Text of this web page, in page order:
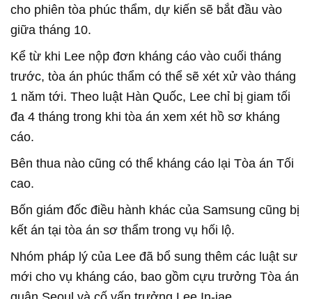
cho phiên tòa phúc thẩm, dự kiến sẽ bắt đầu vào
giữa tháng 10.
Kể từ khi Lee nộp đơn kháng cáo vào cuối tháng
trước, tòa án phúc thẩm có thể sẽ xét xử vào tháng
1 năm tới. Theo luật Hàn Quốc, Lee chỉ bị giam tối
đa 4 tháng trong khi tòa án xem xét hồ sơ kháng
cáo.
Bên thua nào cũng có thể kháng cáo lại Tòa án Tối
cao.
Bốn giám đốc điều hành khác của Samsung cũng bị
kết án tại tòa án sơ thẩm trong vụ hối lộ.
Nhóm pháp lý của Lee đã bổ sung thêm các luật sư
mới cho vụ kháng cáo, bao gồm cựu trưởng Tòa án